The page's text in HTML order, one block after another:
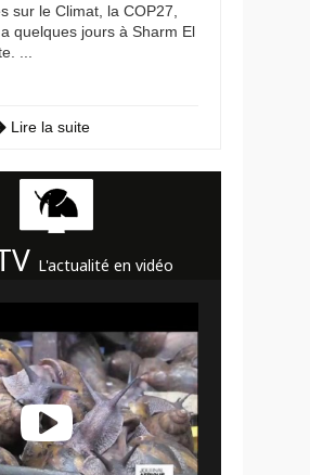
sur le Climat, la COP27,
quelques jours à Sharm El
...
Lire la suite
L'actualité en vidéo